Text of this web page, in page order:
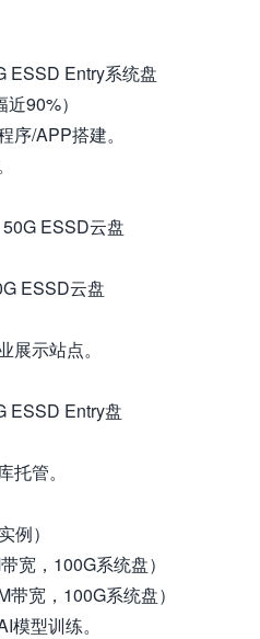
ESSD Entry系统盘
90%）
/APP搭建。
ESSD云盘
ESSD云盘
示站点。
ESSD Entry盘
管。
例）
宽，100G系统盘）
宽，100G系统盘）
型训练。